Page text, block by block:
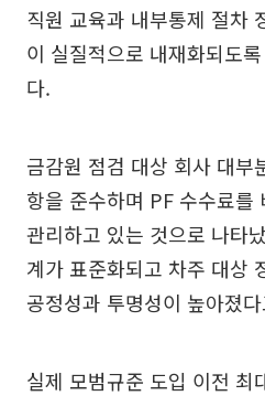
직원 교육과 내부통제 절차
이 실질적으로 내재화되도
다.
금감원 점검 대상 회사 대부
항을 준수하며 PF 수수료를
관리하고 있는 것으로 나타
계가 표준화되고 차주 대상
공정성과 투명성이 높아졌
실제 모범규준 도입 이전 최